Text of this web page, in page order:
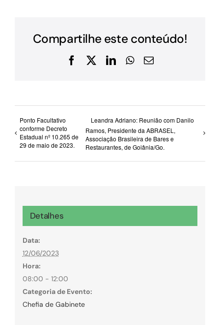
Compartilhe este conteúdo!
Facebook
X LinkedInWhatsApp
E-
Ponto Facultativo
conforme Decreto
Estadual nº 10.265 de
29 de maio de 2023.
Leandra Adriano: Reunião com Danilo
Ramos, Presidente da ABRASEL,
Associação Brasileira de Bares e
Restaurantes, de Goiânia/Go.
Detalhes
Data:
12/06/2023
Hora:
08:00 - 12:00
Categoria de Evento:
Chefia de Gabinete